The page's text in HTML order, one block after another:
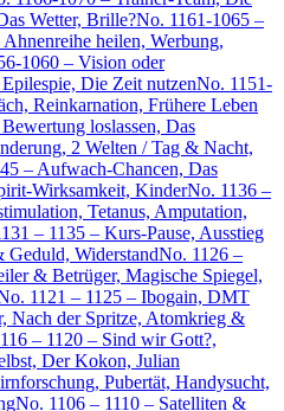
Wetter, Brille?No. 1161-1065 –
heilen, Werbung,
1060 – Vision oder
Die Zeit nutzenNo. 1151-
Reinkarnation, Frühere Leben
loslassen, Das
2 Welten / Tag & Nacht,
– Aufwach-Chancen, Das
Wirksamkeit, KinderNo. 1136 –
Tetanus, Amputation,
– 1135 – Kurs-Pause, Ausstieg
Geduld, WiderstandNo. 1126 –
& Betrüger, Magische Spiegel,
1121 – 1125 – Ibogain, DMT
Nach der Spritze, Atomkrieg &
– 1120 – Sind wir Gott?,
Der Kokon, Julian
Pubertät, Handysucht,
No. 1106 – 1110 – Satelliten &